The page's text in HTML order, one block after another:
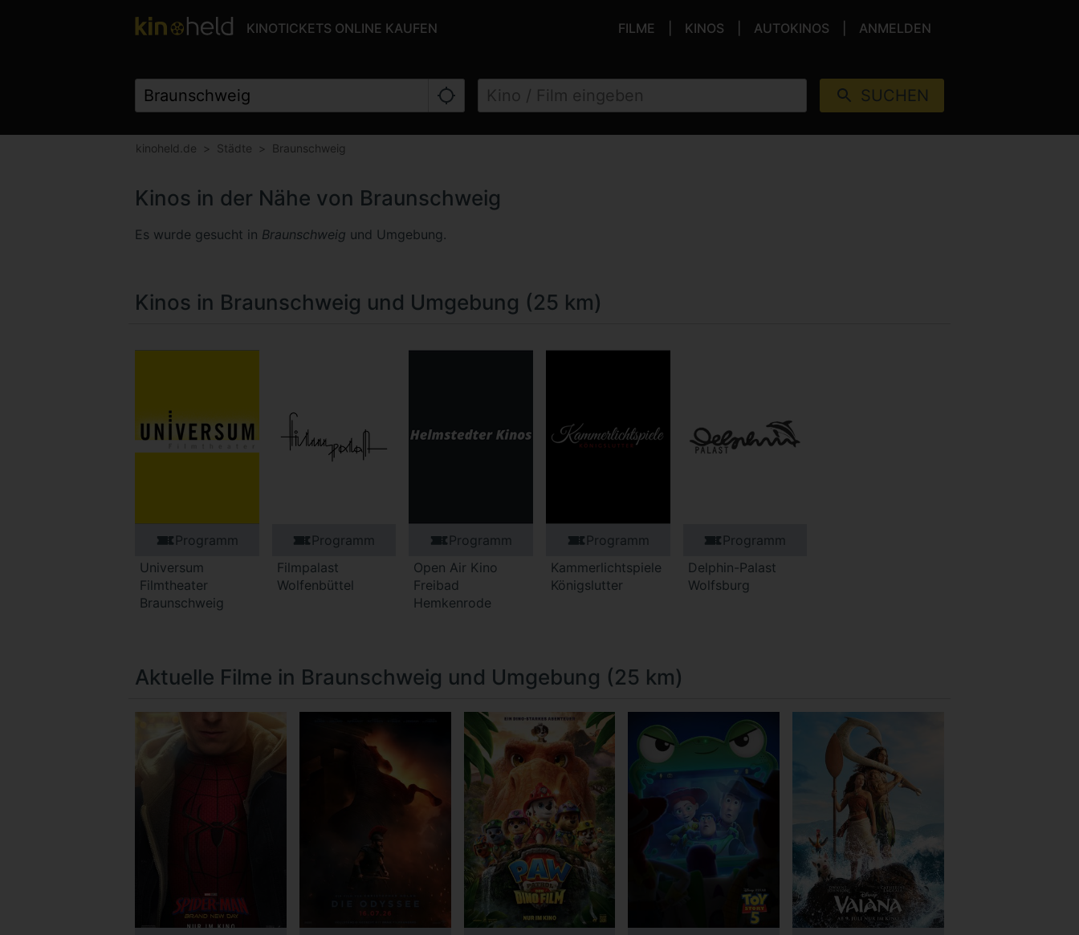
KINOTICKETS ONLINE KAUFEN FILME KINOS AUTOKINOS ANMELDEN
SUCHEN
kinoheld.de Städte Braunschweig
Kinos in der Nähe von Braunschweig
Es wurde gesucht in Braunschweig und Umgebung.
Kinos in Braunschweig und Umgebung (25 km)
Programm
Universum
Filmtheater
Braunschweig
Programm
Filmpalast
Wolfenbüttel
Programm
Open Air Kino
Freibad
Hemkenrode
Programm
Kammerlichtspiele
Königslutter
Programm
Delphin-Palast
Wolfsburg
Aktuelle Filme in Braunschweig und Umgebung (25 km)